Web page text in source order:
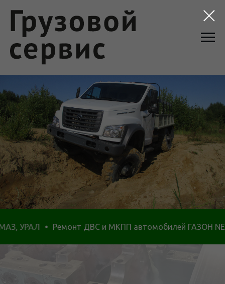
Ремонт ДВС и МКПП автомобилей ГАЗОН NEXT,